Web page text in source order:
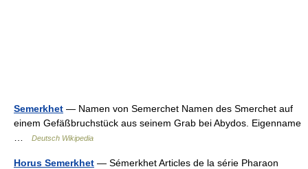
Semerkhet — Namen von Semerchet Namen des Smerchet auf
einem Gefäßbruchstück aus seinem Grab bei Abydos. Eigenname
Deutsch Wikipedia
Horus Semerkhet — Sémerkhet Articles de la série Pharaon